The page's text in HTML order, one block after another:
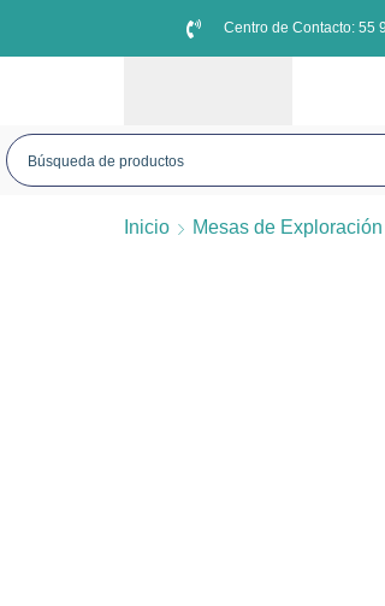
Centro de Contacto: 55
Inicio Mesas de Exploración